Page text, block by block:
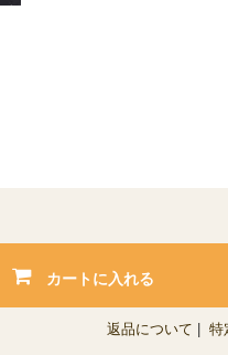
カートに入れる
返品について 特